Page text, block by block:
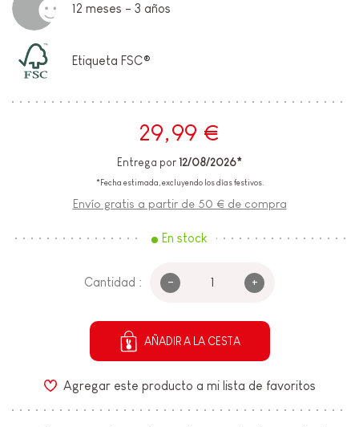
12 meses - 3 años
Etiqueta FSC®
29,99 €
Entrega por 12/08/2026*
*Fecha estimada, excluyendo los días festivos.
Envío gratis a partir de 50 € de compra
En stock
Cantidad : - +
AÑADIR A LA CESTA
Agregar este producto a mi lista de favoritos